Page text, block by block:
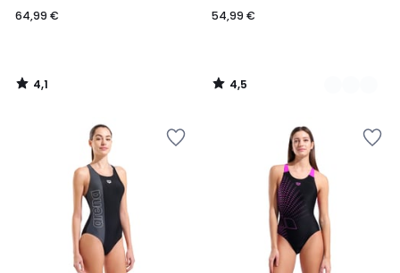
64,99 €
4,1
/
54,99 €
4,5
/